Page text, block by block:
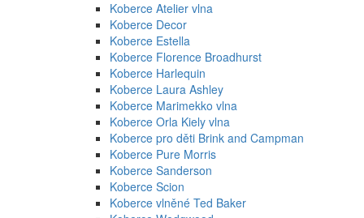
Koberce Atelier vlna
Koberce Decor
Koberce Estella
Koberce Florence Broadhurst
Koberce Harlequin
Koberce Laura Ashley
Koberce Marimekko vlna
Koberce Orla Kiely vlna
Koberce pro děti Brink and Campman
Koberce Pure Morris
Koberce Sanderson
Koberce Scion
Koberce vlněné Ted Baker